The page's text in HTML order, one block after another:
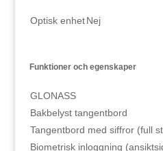
Optisk enhet Nej
Funktioner och egenskaper
GLONASS
Bakbelyst tangentbord
Tangentbord med siffror (full
Biometrisk inloggning